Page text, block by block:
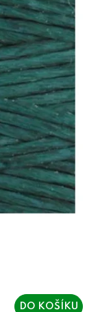
DO KOŠÍKU